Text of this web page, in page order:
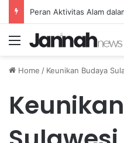
Menu
Home / Keunikan Budaya